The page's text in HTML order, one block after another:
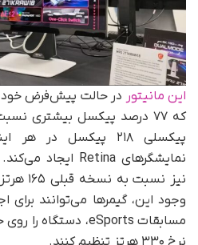
این مانیتور
پیکسلی ۲۱۸ پیکسل
نیز
وجود این، گیمرها می‌توانند برای